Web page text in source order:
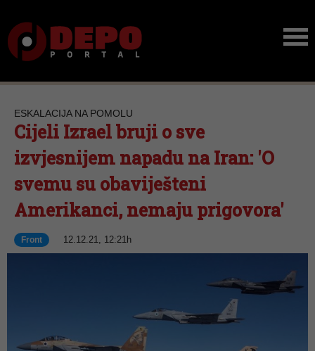
ESKALACIJA NA POMOLU
Cijeli Izrael bruji o sve
izvjesnijem napadu na Iran: 'O
svemu su obaviješteni
Amerikanci, nemaju prigovora'
Front 12.12.21, 12:21h